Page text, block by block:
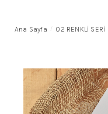
Ana Sayfa / 02 RENKLİ SERİ